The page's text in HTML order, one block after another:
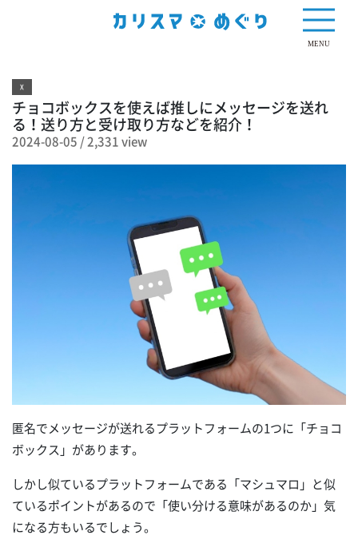
MENU
X
チョコボックスを使えば推しにメッセージを送れ
る！送り方と受け取り方などを紹介！
2024-08-05 /2,331 view
匿名でメッセージが送れるプラットフォームの1つに「チョコ
ボックス」があります。
しかし似ているプラットフォームである「マシュマロ」と似
ているポイントがあるので「使い分ける意味があるのか」気
になる方もいるでしょう。